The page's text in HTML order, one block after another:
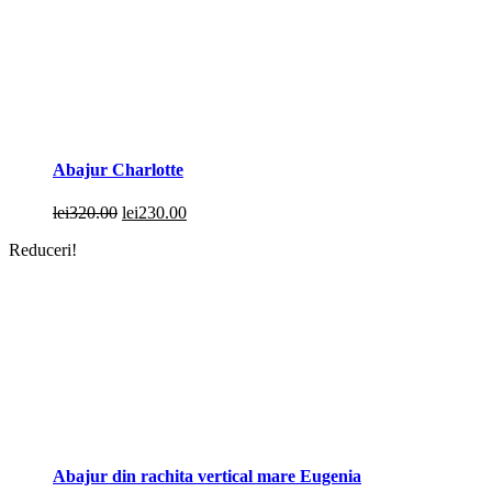
Abajur Charlotte
lei320.00 Prețul
lei230.00Prețul
Reduceri!
Abajur din rachita vertical mare Eugenia